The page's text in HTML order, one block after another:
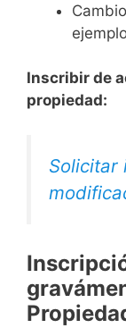
Inscribir de
propiedad:
Solicitar